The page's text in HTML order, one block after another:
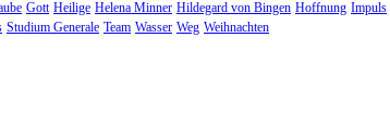
Gott Heilige Helena Minner Hildegard von Bingen Hoffnung Impuls
Studium Generale Team Wasser Weg Weihnachten